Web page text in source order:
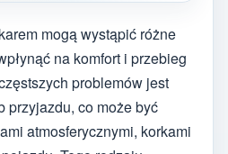
mogą wystąpić różne
na komfort i przebieg
problemów jest
przyjazdu, co może być
atmosferycznymi, korkami